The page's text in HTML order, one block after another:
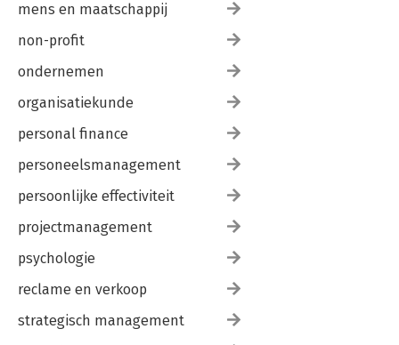
mens en maatschappij
non-profit
ondernemen
organisatiekunde
personal finance
personeelsmanagement
persoonlijke effectiviteit
projectmanagement
psychologie
reclame en verkoop
strategisch management